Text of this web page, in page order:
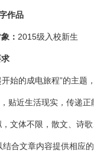
作品
： 2015级入校新生
的成电旅程”的主题，
近生活现实，传递正
体不限，散文、诗歌
文章内容提供相应的